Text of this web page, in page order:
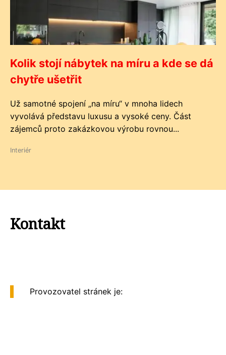
Kolik stojí nábytek na míru a kde se dá
chytře ušetřit
Už samotné spojení „na míru“ v mnoha lidech
vyvolává představu luxusu a vysoké ceny. Část
zájemců proto zakázkovou výrobu rovnou...
Interiér
Kontakt
Provozovatel stránek je: